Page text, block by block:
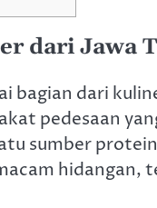
dari Jawa
bagian dari
pedesaan
sumber
hidangan,